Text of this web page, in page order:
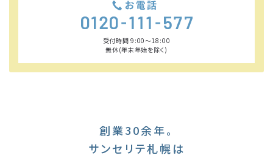
受付時間 9:00〜18:00
無休(年末年始を除く)
創業30余年。
サンセリテ札幌は